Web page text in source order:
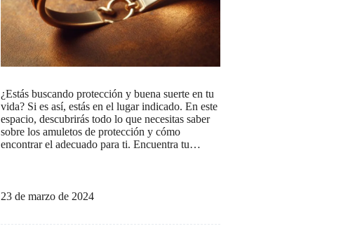
¿Estás buscando protección y buena suerte en tu
vida? Si es así, estás en el lugar indicado. En este
espacio, descubrirás todo lo que necesitas saber
sobre los amuletos de protección y cómo
encontrar el adecuado para ti. Encuentra tu…
23 de marzo de 2024